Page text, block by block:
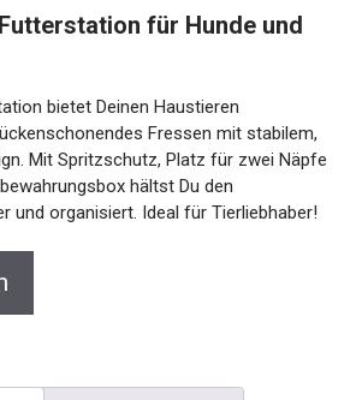
für Hunde und
bietet Deinen Haustieren
Fressen mit stabilem,
Mit Spritzschutz, Platz für zwei Näpfe
hältst Du den
und organisiert. Ideal für Tierliebhaber!